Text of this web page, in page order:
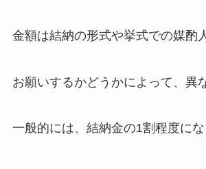
金額は結納の形式や挙式での媒酌
お願いするかどうかによって、異
一般的には、結納金の1割程度にな